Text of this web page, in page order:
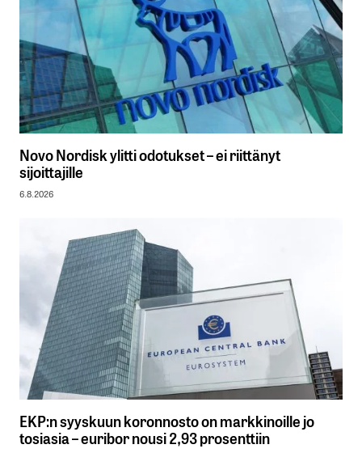
Novo Nordisk ylitti odotukset – ei riittänyt
sijoittajille
6.8.2026
EKP:n syyskuun koronnosto on markkinoille jo
tosiasia – euribor nousi 2,93 prosenttiin